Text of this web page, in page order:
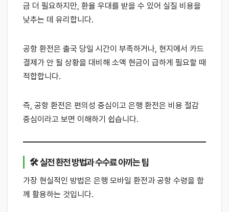
금 더 필요하지만, 환율 우대를 받을 수 있어 실질 비용을
낮추는 데 유리합니다.
공항 환전은 출국 당일 시간이 부족하거나, 현지에서 카드
결제가 안 될 상황을 대비해 소액 현금이 급하게 필요할 때
적합합니다.
즉, 공항 환전은 편의성 중심이고 은행 환전은 비용 절감
중심이라고 보면 이해하기 쉽습니다.
🛠 실전 환전 방법과 수수료 아끼는 팁
가장 현실적인 방법은 은행 모바일 환전과 공항 수령을 함
께 활용하는 것입니다.